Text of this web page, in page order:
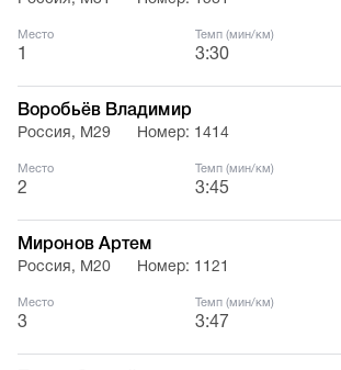
Место Темп (мин/км)
3:30
Воробьёв Владимир
Россия, М29 Номер: 1414
Место
2
Темп (мин/км)
3:45
Миронов Артем
Россия, М20 Номер: 1121
Место
3
Темп (мин/км)
3:47